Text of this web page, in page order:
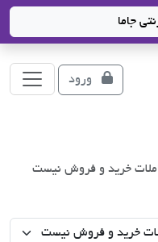
جاما
و مشاورین املاک
ورود
خرید و فروش نیست